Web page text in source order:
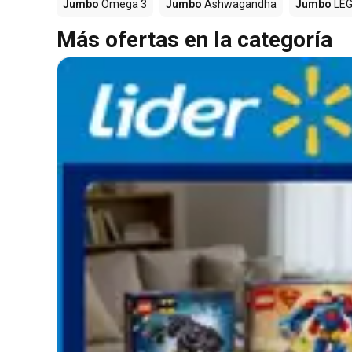
Jumbo Omega 3 Jumbo Ashwagandha Jumbo
Más ofertas en la categoría